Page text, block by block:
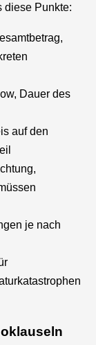
diese Punkte:
Dauer des
auf den
je nach